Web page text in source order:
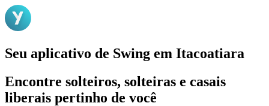
Seu aplicativo de Swing em Itacoatiara
Encontre solteiros, solteiras e casais
liberais pertinho de você